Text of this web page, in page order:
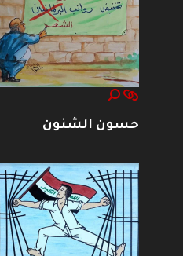
حسون الشنون